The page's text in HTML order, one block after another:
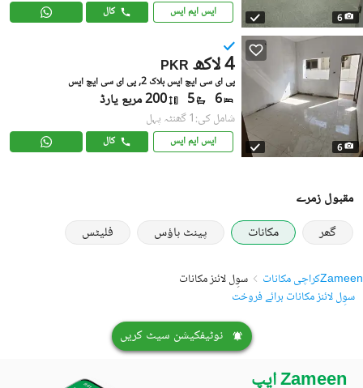
6 ایس ایم ایس کال
6
PKR 4 لاکھ
پی ای سی ایچ ایس بلاک 2, پی ای سی ایچ ایس
6
5 200 مربع یارڈ
شامل کی:1 گھنٹہ پہل
ایس ایم ایس کال
مقبول زمرے
گھر
مکانات پینٹ ہاؤس فلیٹس
Zameenکراچی مکانات
سوِل لائنز مکانات
سوِل لائنز مکانات برائے فروخت
نوٹیفکیشن سیٹ کریں
Zameen ایپ